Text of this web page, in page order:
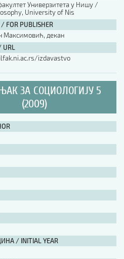
Универзитета у Нишу /
University of Nis
PUBLISHER
Максимовић, декан
URL
izdavastvo
ЗА СОЦИОЛОГИЈУ 5
(2009)
/ INITIAL YEAR